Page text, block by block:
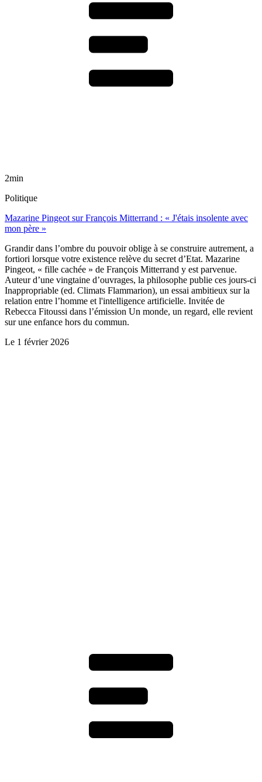
2min
Politique
Mazarine Pingeot sur François Mitterrand : « J'étais insolente avec
mon père »
Grandir dans l’ombre du pouvoir oblige à se construire autrement, a
fortiori lorsque votre existence relève du secret d’Etat. Mazarine
Pingeot, « fille cachée » de François Mitterrand y est parvenue.
Auteur d’une vingtaine d’ouvrages, la philosophe publie ces jours-ci
Inappropriable (ed. Climats Flammarion), un essai ambitieux sur la
relation entre l’homme et l'intelligence artificielle. Invitée de
Rebecca Fitoussi dans l’émission Un monde, un regard, elle revient
sur une enfance hors du commun.
Le 1 février 2026